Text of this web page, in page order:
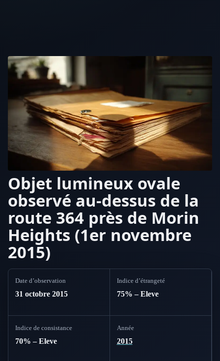
Objet lumineux ovale
observé au-dessus de la
route 364 près de Morin
Heights (1er novembre
2015)
Date d’observation
31 octobre 2015
Indice d’étrangeté
75% – Eleve
Indice de consistance
70% – Eleve
Année
2015